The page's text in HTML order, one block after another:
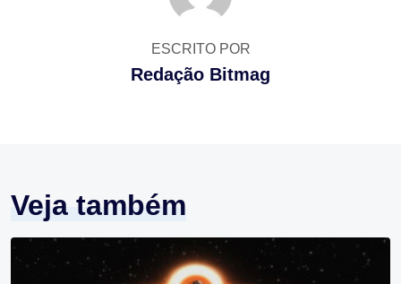
ESCRITO POR
Redação Bitmag
Veja também